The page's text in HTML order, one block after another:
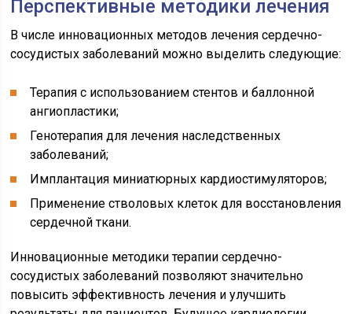
Перспективные методики лечения
В числе инновационных методов лечения сердечно-
сосудистых заболеваний можно выделить следующие:
Терапия с использованием стентов и баллонной
ангиопластики;
Генотерапия для лечения наследственных
заболеваний;
Имплантация миниатюрных кардиостимуляторов;
Применение стволовых клеток для восстановления
сердечной ткани.
Инновационные методики терапии сердечно-
сосудистых заболеваний позволяют значительно
повысить эффективность лечения и улучшить